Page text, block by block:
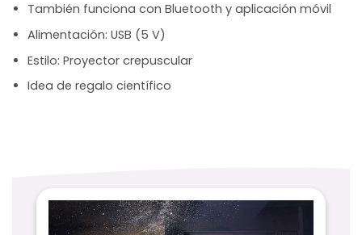
También funciona con Bluetooth y aplicación móvil
Alimentación: USB (5 V)
Estilo: Proyector crepuscular
Idea de regalo científico